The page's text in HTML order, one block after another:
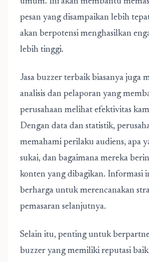
pesan yang disampaikan lebih
akan berpotensi menghasilkan
lebih tinggi.
Jasa buzzer terbaik biasanya juga
analisis dan pelaporan yang
perusahaan melihat efektivitas
Dengan data dan statistik,
memahami perilaku audiens, apa
sukai, dan bagaimana mereka
konten yang dibagikan. Informasi
berharga untuk merencanakan
pemasaran selanjutnya.
Selain itu, penting untuk
buzzer yang memiliki reputasi